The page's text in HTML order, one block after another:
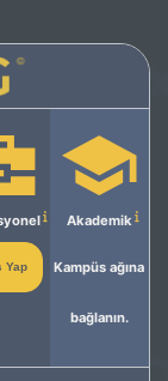
Yap
Akademik
Kampüs ağına
bağlanın.